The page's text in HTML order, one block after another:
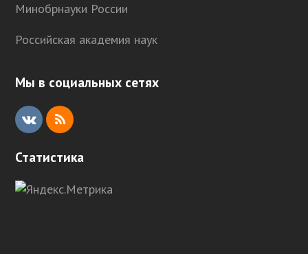
Минобрнауки России
Российская академия наук
Мы в социальных сетях
V
R
Статистика